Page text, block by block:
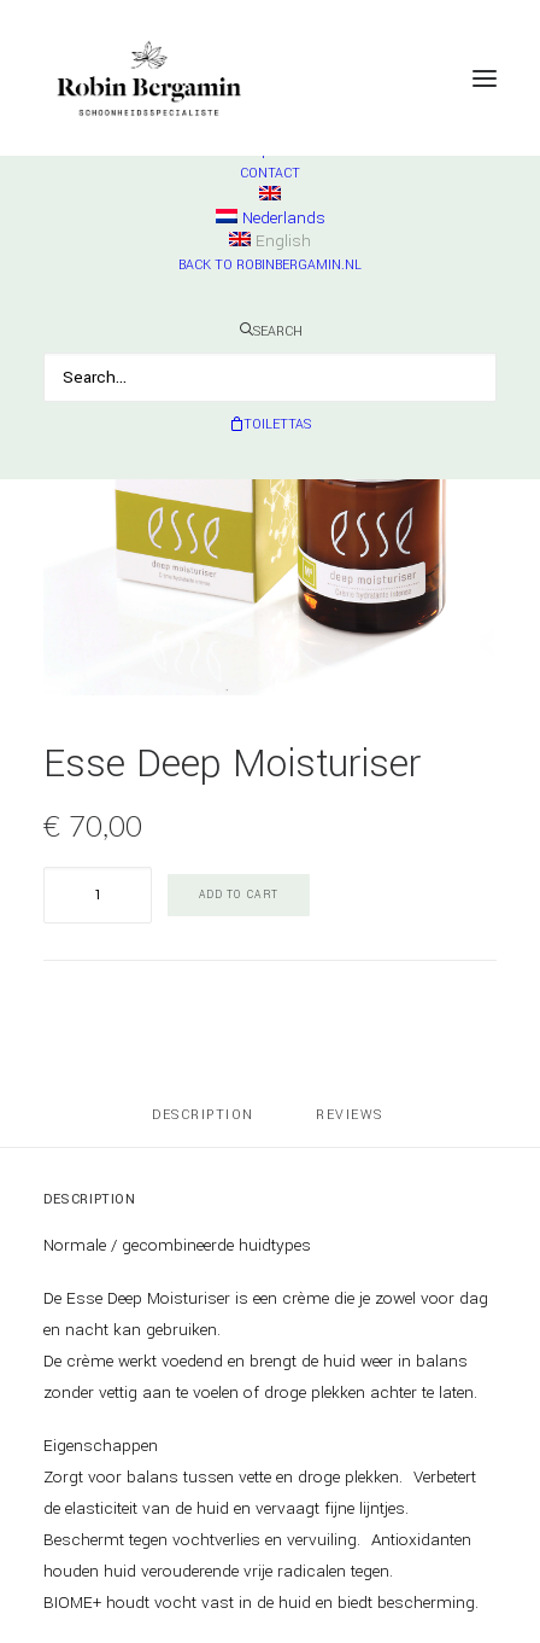
HURRAW
Check products
CONTACT
Nederlands
English
BACK TO ROBINBERGAMIN.NL
SEARCH
TOILETTAS
Esse Deep Moisturiser
€ 70,00
ADD TO CART
DESCRIPTION REVIEWS
DESCRIPTION
Normale / gecombineerde huidtypes
De Esse Deep Moisturiser is een crème die je zowel voor dag
en nacht kan gebruiken.
De crème werkt voedend en brengt de huid weer in balans
zonder vettig aan te voelen of droge plekken achter te laten.
Eigenschappen
Zorgt voor balans tussen vette en droge plekken. Verbetert
de elasticiteit van de huid en vervaagt fijne lijntjes.
Beschermt tegen vochtverlies en vervuiling. Antioxidanten
houden huid verouderende vrije radicalen tegen.
BIOME+ houdt vocht vast in de huid en biedt bescherming.